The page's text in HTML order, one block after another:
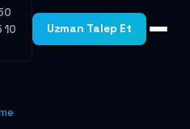
10
Uzman Talep Et